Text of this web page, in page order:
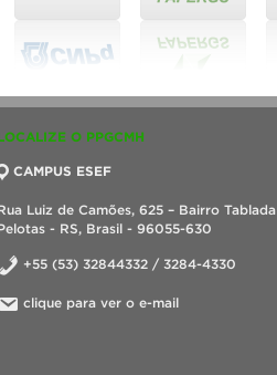
O PPGCMH
CAMPUS ESEF
Luiz de Camões, 625 – Bairro Tablada
- RS, Brasil - 96055-630
+55 (53) 32844332 / 3284-4330
clique para ver o e-mail